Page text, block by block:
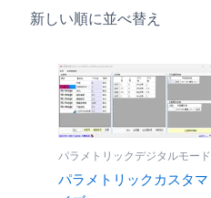
パラメトリックデジタルモード
パラメトリックカスタマ